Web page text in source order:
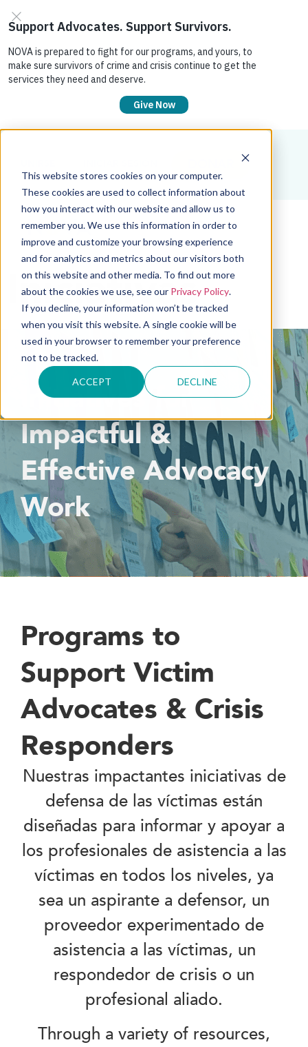
This website stores cookies on your computer.
These cookies are used to collect information about
how you interact with our website and allow us to
remember you. We use this information in order to
improve and customize your browsing experience
and for analytics and metrics about our visitors both
on this website and other media. To find out more
about the cookies we use, see our Privacy Policy.
If you decline, your information won’t be tracked
when you visit this website. A single cookie will be
used in your browser to remember your preference
not to be tracked.
ACCEPT DECLINE
Iniciativas
Initiatives for
Impactful &
Effective Advocacy
Work
Programs to
Support Victim
Advocates & Crisis
Responders
Nuestras impactantes iniciativas de
defensa de las víctimas están
diseñadas para informar y apoyar a
los profesionales de asistencia a las
víctimas en todos los niveles, ya
sea un aspirante a defensor, un
proveedor experimentado de
asistencia a las víctimas, un
respondedor de crisis o un
profesional aliado.
Through a variety of resources,